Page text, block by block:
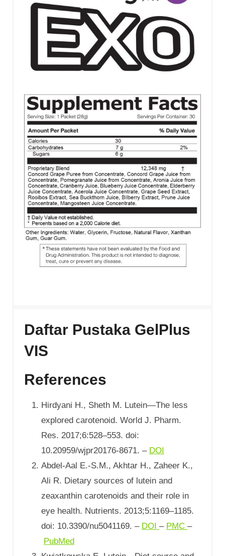
Daftar Pustaka GelPlus
VIS
References
Hirdyani H., Sheth M. Lutein—The less
explored carotenoid. World J. Pharm.
Res. 2017;6:528–553. doi:
10.20959/wjpr20176-8671. – DOI
Abdel-Aal E.-S.M., Akhtar H., Zaheer K.,
Ali R. Dietary sources of lutein and
zeaxanthin carotenoids and their role in
eye health. Nutrients. 2013;5:1169–1185.
doi: 10.3390/nu5041169. – DOI – PMC –
PubMed